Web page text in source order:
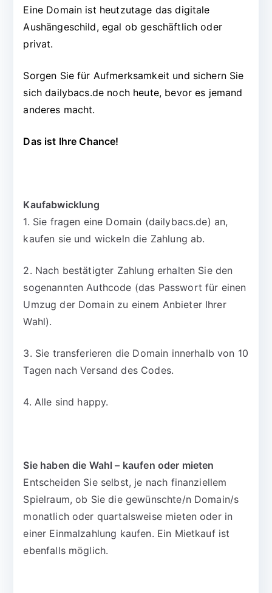
Eine Domain ist heutzutage das digitale
Aushängeschild, egal ob geschäftlich oder
privat.
Sorgen Sie für Aufmerksamkeit und sichern Sie
sich dailybacs.de noch heute, bevor es jemand
anderes macht.
Das ist Ihre Chance!
Kaufabwicklung
1. Sie fragen eine Domain (dailybacs.de) an,
kaufen sie und wickeln die Zahlung ab.
2. Nach bestätigter Zahlung erhalten Sie den
sogenannten Authcode (das Passwort für einen
Umzug der Domain zu einem Anbieter Ihrer
Wahl).
3. Sie transferieren die Domain innerhalb von 10
Tagen nach Versand des Codes.
4. Alle sind happy.
Sie haben die Wahl – kaufen oder mieten
Entscheiden Sie selbst, je nach finanziellem
Spielraum, ob Sie die gewünschte/n Domain/s
monatlich oder quartalsweise mieten oder in
einer Einmalzahlung kaufen. Ein Mietkauf ist
ebenfalls möglich.